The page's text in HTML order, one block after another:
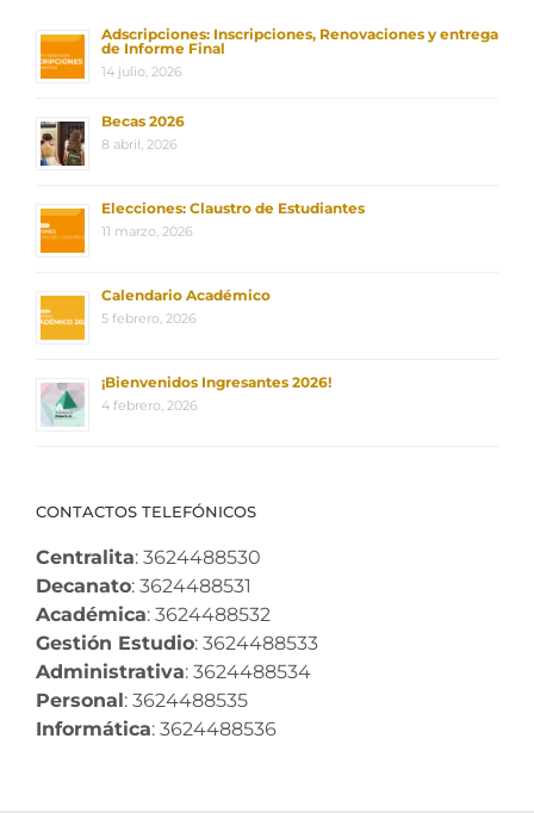
Adscripciones: Inscripciones, Renovaciones y entrega
de Informe Final
14 julio, 2026
Becas 2026
8 abril, 2026
Elecciones: Claustro de Estudiantes
11 marzo, 2026
Calendario Académico
5 febrero, 2026
¡Bienvenidos Ingresantes 2026!
4 febrero, 2026
CONTACTOS TELEFÓNICOS
Centralita: 3624488530
Decanato: 3624488531
Académica: 3624488532
Gestión Estudio: 3624488533
Administrativa: 3624488534
Personal: 3624488535
Informática: 3624488536